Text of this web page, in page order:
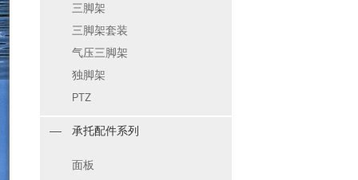
三脚架
三脚架套装
气压三脚架
独脚架
PTZ
承托配件系列
面板